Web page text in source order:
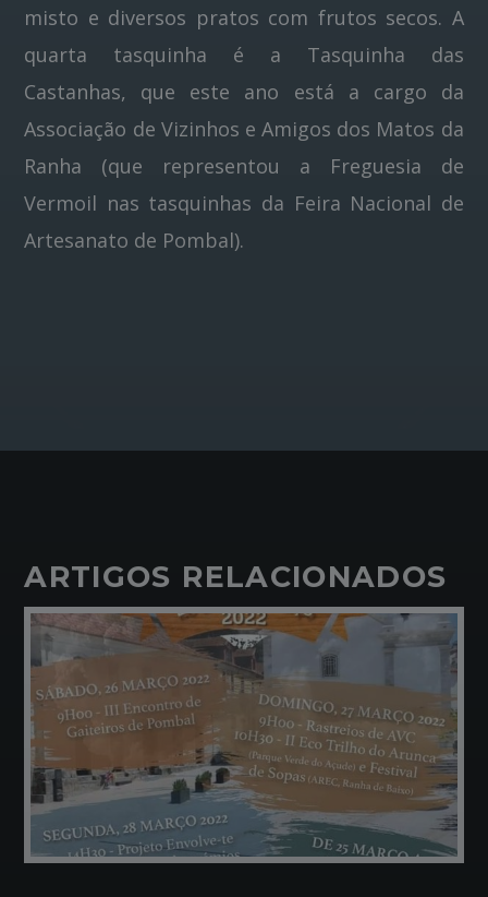
misto e diversos pratos com frutos secos. A
quarta tasquinha é a Tasquinha das
Castanhas, que este ano está a cargo da
Associação de Vizinhos e Amigos dos Matos da
Ranha (que representou a Freguesia de
Vermoil nas tasquinhas da Feira Nacional de
Artesanato de Pombal).
ARTIGOS RELACIONADOS